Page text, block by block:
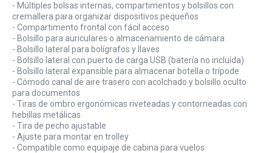
- Múltiples bolsas internas, compartimentos y bolsillos con
cremallera para organizar dispositivos pequeños
- Compartimento frontal con fácil acceso
- Bolsillo para auriculares o almacenamiento de cámara
- Bolsillo lateral para bolígrafos y llaves
- Bolsillo lateral con puerto de carga USB (batería no incluída)
- Bolsillo lateral expansible para almacenar botella o trípode
- Cómodo canal de aire trasero con acolchado y bolsillo oculto
para documentos
- Tiras de ombro ergonómicas riveteadas y contorneadas con
hebillas metálicas
- Tira de pecho ajustable
- Ajuste para montar en trolley
- Compatible como equipaje de cabina para vuelos